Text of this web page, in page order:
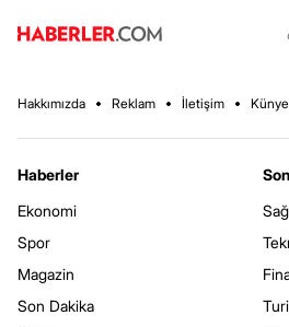
Hakkımızda Reklam İletişim Künye
Haberler
Ekonomi
Spor
Magazin
Son Dakika